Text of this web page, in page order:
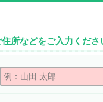
所などをご入力くださ